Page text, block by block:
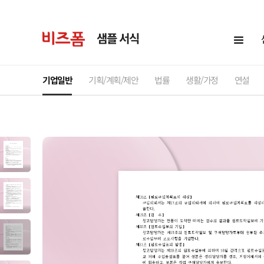
샘플 서식
기업일반 기획/계획/제안 법률 생활/가정 연설